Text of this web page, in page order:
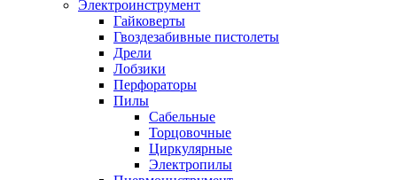
Электроинструмент
Гайковерты
Гвоздезабивные пистолеты
Дрели
Лобзики
Перфораторы
Пилы
Сабельные
Торцовочные
Циркулярные
Электропилы